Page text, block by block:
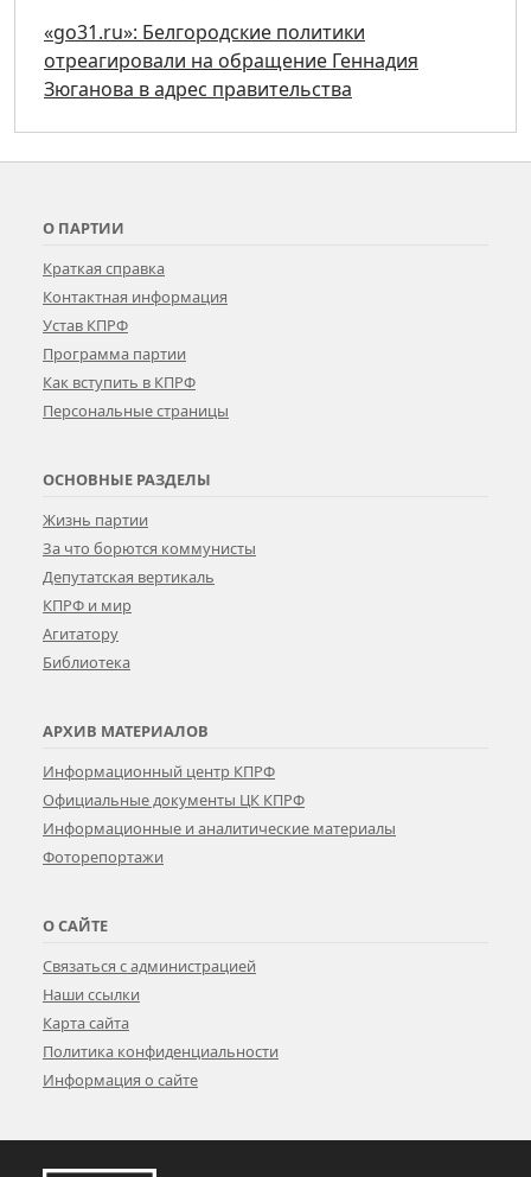
«go31.ru»: Белгородские политики
отреагировали на обращение Геннадия
Зюганова в адрес правительства
О ПАРТИИ
Краткая справка
Контактная информация
Устав КПРФ
Программа партии
Как вступить в КПРФ
Персональные страницы
ОСНОВНЫЕ РАЗДЕЛЫ
Жизнь партии
За что борются коммунисты
Депутатская вертикаль
КПРФ и мир
Агитатору
Библиотека
АРХИВ МАТЕРИАЛОВ
Информационный центр КПРФ
Официальные документы ЦК КПРФ
Информационные и аналитические материалы
Фоторепортажи
О САЙТЕ
Связаться с администрацией
Наши ссылки
Карта сайта
Политика конфиденциальности
Информация о сайте